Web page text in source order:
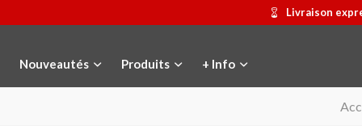
Livraison
Nouveautés Produits + Info